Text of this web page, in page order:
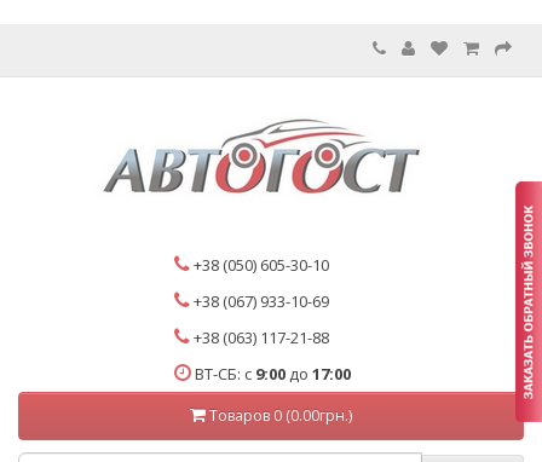
+38 (050) 605-30-10
+38 (067) 933-10-69
+38 (063) 117-21-88
ВТ-СБ: с 9:00 до 17:00
Товаров 0 (0.00грн.)